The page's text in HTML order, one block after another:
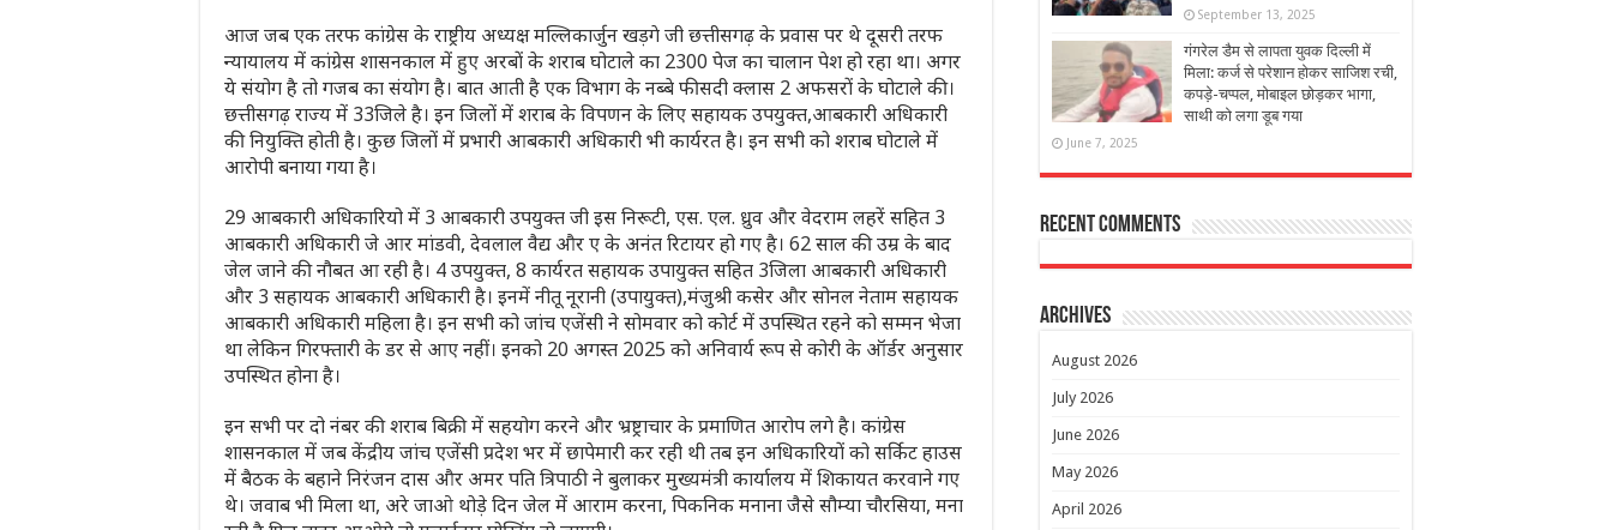
आज जब एक तरफ कांग्रेस के राष्ट्रीय अध्यक्ष मल्लिकार्जुन खड़गे जी छत्तीसगढ़ के प्रवास पर थे दूसरी तरफ
न्यायालय में कांग्रेस शासनकाल में हुए अरबों के शराब घोटाले का 2300 पेज का चालान पेश हो रहा था। अगर
ये संयोग है तो गजब का संयोग है। बात आती है एक विभाग के नब्बे फीसदी क्लास 2 अफसरों के घोटाले की।
छत्तीसगढ़ राज्य में 33जिले है। इन जिलों में शराब के विपणन के लिए सहायक उपयुक्त,आबकारी अधिकारी
की नियुक्ति होती है। कुछ जिलों में प्रभारी आबकारी अधिकारी भी कार्यरत है। इन सभी को शराब घोटाले में
आरोपी बनाया गया है।
29 आबकारी अधिकारियो में 3 आबकारी उपयुक्त जी इस निरूटी, एस. एल. ध्रुव और वेदराम लहरें सहित 3
आबकारी अधिकारी जे आर मांडवी, देवलाल वैद्य और ए के अनंत रिटायर हो गए है। 62 साल की उम्र के बाद
जेल जाने की नौबत आ रही है। 4 उपयुक्त, 8 कार्यरत सहायक उपायुक्त सहित 3जिला आबकारी अधिकारी
और 3 सहायक आबकारी अधिकारी है। इनमें नीतू नूरानी (उपायुक्त),मंजुश्री कसेर और सोनल नेताम सहायक
आबकारी अधिकारी महिला है। इन सभी को जांच एजेंसी ने सोमवार को कोर्ट में उपस्थित रहने को सम्मन भेजा
था लेकिन गिरफ्तारी के डर से आए नहीं। इनको 20 अगस्त 2025 को अनिवार्य रूप से कोरी के ऑर्डर अनुसार
उपस्थित होना है।
इन सभी पर दो नंबर की शराब बिक्री में सहयोग करने और भ्रष्ट्राचार के प्रमाणित आरोप लगे है। कांग्रेस
शासनकाल में जब केंद्रीय जांच एजेंसी प्रदेश भर में छापेमारी कर रही थी तब इन अधिकारियों को सर्किट हाउस
में बैठक के बहाने निरंजन दास और अमर पति त्रिपाठी ने बुलाकर मुख्यमंत्री कार्यालय में शिकायत करवाने गए
थे। जवाब भी मिला था, अरे जाओ थोड़े दिन जेल में आराम करना, पिकनिक मनाना जैसे सौम्या चौरसिया, मना
September 13, 2025
गंगरेल डैम से लापता युवक दिल्ली में
मिला: कर्ज से परेशान होकर साजिश रची,
कपड़े-चप्पल, मोबाइल छोड़कर भागा,
साथी को लगा डूब गया
June 7, 2025
Recent Comments
Archives
August 2026
July 2026
June 2026
May 2026
April 2026